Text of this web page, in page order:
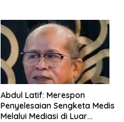
Abdul Latif: Merespon
Penyelesaian Sengketa Medis
Melalui Mediasi di Luar